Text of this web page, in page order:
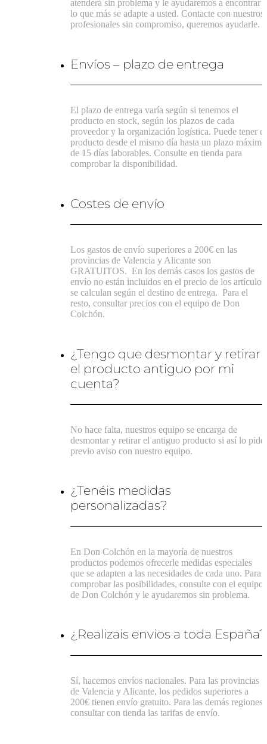
atenderá sin problema y le ayudaremos a encontrar
lo que más se adapte a usted. Contacte con nuestros
profesionales sin compromiso, queremos ayudarle.
Envíos – plazo de entrega
El plazo de entrega varía según si tenemos el
producto en stock, según los plazos de cada
proveedor y la organización logística. Puede tener el
producto desde el mismo día hasta un plazo máximo
de 15 días laborables. Consulte en tienda para
comprobar la disponibilidad.
Costes de envío
Los gastos de envío superiores a 200€ en las
provincias de Valencia y Alicante son
GRATUITOS.En los demás casos los gastos de
envío no están incluidos en el precio de los
se calculan según el destino de entrega.Para el
resto, consultar precios con el equipo de Don
Colchón.
¿Tengo que desmontar y retirar
el producto antiguo por mi
cuenta?
No hace falta, nuestros equipo se encarga de
desmontar y retirar el antiguo producto si así lo pide,
previo aviso con nuestro equipo.
¿Tenéis medidas
personalizadas?
En Don Colchón en la mayoría de nuestros
productos podemos ofrecerle medidas especiales
que se adapten a las necesidades de cada uno. Para
comprobar las posibilidades, consulte con el equipo
de Don Colchón y le ayudaremos sin problema.
¿Realizais envios a toda España?
Sí, hacemos envíos nacionales. Para las provincias
de Valencia y Alicante, los pedidos superiores a
200€ tienen envío gratuito. Para las demás regiones,
consultar con tienda las tarifas de envío.